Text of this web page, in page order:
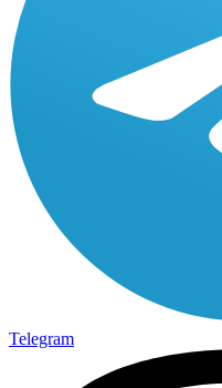
Telegram